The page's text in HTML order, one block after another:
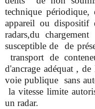
technique
appareil ou dispositif
radars,du
susceptible de de
transport de
d'ancrage adéquat ,
voie publique sans
la vitesse limite
un radar.